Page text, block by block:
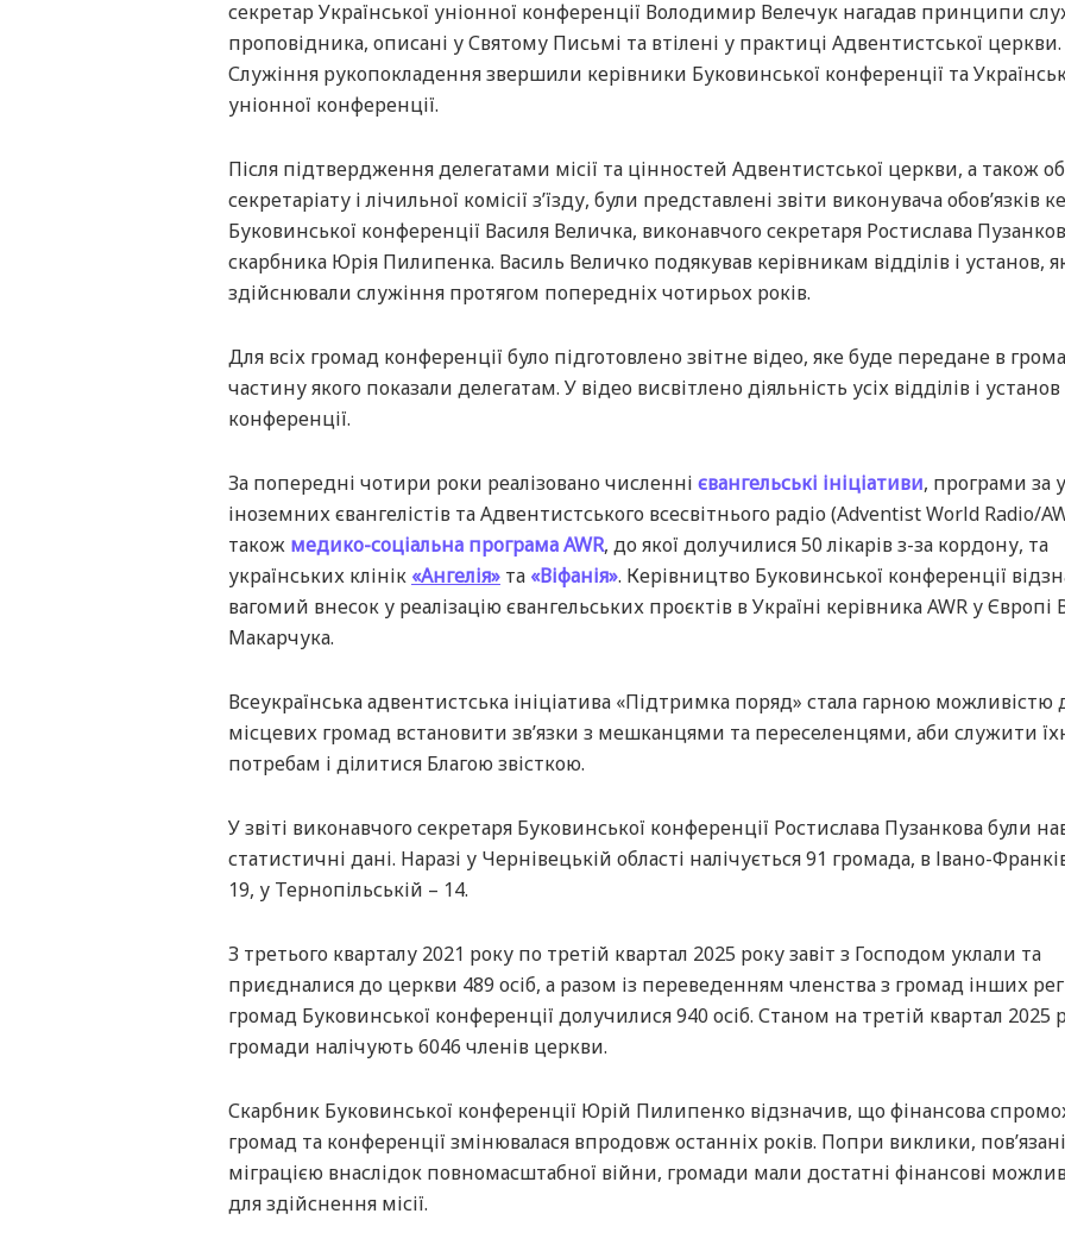
секретар Української уніонної конференції Володимир Велечук нагадав принципи
проповідника, описані у Святому Письмі та втілені у практиці Адвентистської церкви.
Служіння рукопокладення звершили керівники Буковинської конференції та
уніонної конференції.
Після підтвердження делегатами місії та цінностей Адвентистської церкви, а також
секретаріату і лічильної комісії з’їзду, були представлені звіти виконувача обов’язків
Буковинської конференції Василя Величка, виконавчого секретаря Ростислава
скарбника Юрія Пилипенка. Василь Величко подякував керівникам відділів і установ,
здійснювали служіння протягом попередніх чотирьох років.
Для всіх громад конференції було підготовлено звітне відео, яке буде передане в
частину якого показали делегатам. У відео висвітлено діяльність усіх відділів і установ
конференції.
За попередні чотири роки реалізовано численні євангельські ініціативи, програми за
іноземних євангелістів та Адвентистського всесвітнього радіо (Adventist World Radio/
також медико-соціальна програма AWR, до якої долучилися 50 лікарів з-за кордону, та
українських клінік «Ангелія» та «Віфанія». Керівництво Буковинської конференції
вагомий внесок у реалізацію євангельських проєктів в Україні керівника AWR у Європі
Макарчука.
Всеукраїнська адвентистська ініціатива «Підтримка поряд» стала гарною можливістю
місцевих громад встановити зв’язки з мешканцями та переселенцями, аби служити
потребам і ділитися Благою звісткою.
У звіті виконавчого секретаря Буковинської конференції Ростислава Пузанкова були
статистичні дані. Наразі у Чернівецькій області налічується 91 громада, в Івано-
19, у Тернопільській – 14.
З третього кварталу 2021 року по третій квартал 2025 року завіт з Господом уклали та
приєдналися до церкви 489 осіб, а разом із переведенням членства з громад інших
громад Буковинської конференції долучилися 940 осіб. Станом на третій квартал 2025
громади налічують 6046 членів церкви.
Скарбник Буковинської конференції Юрій Пилипенко відзначив, що фінансова
громад та конференції змінювалася впродовж останніх років. Попри виклики,
міграцією внаслідок повномасштабної війни, громади мали достатні фінансові
для здійснення місії.